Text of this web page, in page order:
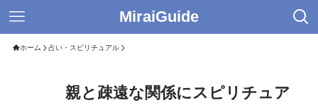
MiraiGuide
ホーム 占い・スピリチュアル
親と疎遠な関係にスピリチュア